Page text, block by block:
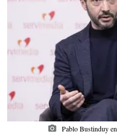
photo_camera Pablo Bustinduy